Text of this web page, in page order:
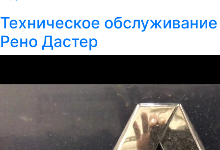
Техническое обслуживание
Рено Дастер